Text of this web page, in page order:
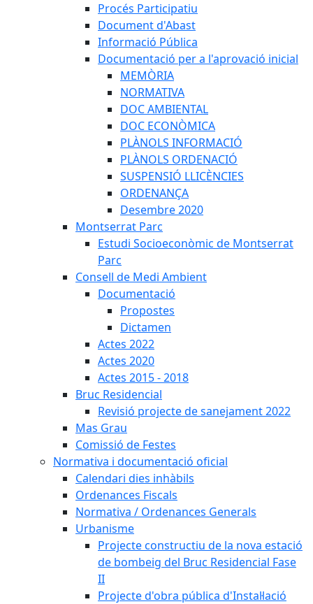
Procés Participatiu
Document d'Abast
Informació Pública
Documentació per a l'aprovació inicial
MEMÒRIA
NORMATIVA
DOC AMBIENTAL
DOC ECONÒMICA
PLÀNOLS INFORMACIÓ
PLÀNOLS ORDENACIÓ
SUSPENSIÓ LLICÈNCIES
ORDENANÇA
Desembre 2020
Montserrat Parc
Estudi Socioeconòmic de Montserrat
Parc
Consell de Medi Ambient
Documentació
Propostes
Dictamen
Actes 2022
Actes 2020
Actes 2015 - 2018
Bruc Residencial
Revisió projecte de sanejament 2022
Mas Grau
Comissió de Festes
Normativa i documentació oficial
Calendari dies inhàbils
Ordenances Fiscals
Normativa / Ordenances Generals
Urbanisme
Projecte constructiu de la nova estació
de bombeig del Bruc Residencial Fase
II
Projecte d'obra pública d'Instal·lació